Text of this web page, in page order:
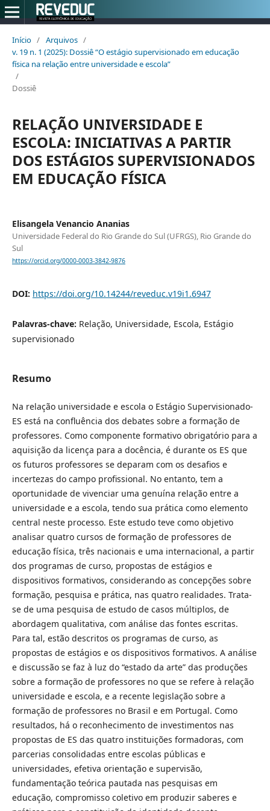
Início / Arquivos /
v. 19 n. 1 (2025): Dossiê “O estágio supervisionado em educação
física na relação entre universidade e escola”
/
Dossiê
RELAÇÃO UNIVERSIDADE E
ESCOLA: INICIATIVAS A PARTIR
DOS ESTÁGIOS SUPERVISIONADOS
EM EDUCAÇÃO FÍSICA
Elisangela Venancio Ananias
Universidade Federal do Rio Grande do Sul (UFRGS), Rio Grande do
Sul
https://orcid.org/0000-0003-3842-9876
DOI: https://doi.org/10.14244/reveduc.v19i1.6947
Palavras-chave: Relação, Universidade, Escola, Estágio
supervisionado
Resumo
Na relação universidade e escola o Estágio Supervisionado-
ES está na confluência dos debates sobre a formação de
professores. Como componente formativo obrigatório para a
aquisição da licença para a docência, é durante os ES que
os futuros professores se deparam com os desafios e
incertezas do campo profissional. No entanto, tem a
oportunidade de vivenciar uma genuína relação entre a
universidade e a escola, tendo sua prática como elemento
central neste processo. Este estudo teve como objetivo
analisar quatro cursos de formação de professores de
educação física, três nacionais e uma internacional, a partir
dos programas de curso, propostas de estágios e
dispositivos formativos, considerando as concepções sobre
formação, pesquisa e prática, nas quatro realidades. Trata-
se de uma pesquisa de estudo de casos múltiplos, de
abordagem qualitativa, com análise das fontes escritas.
Para tal, estão descritos os programas de curso, as
propostas de estágios e os dispositivos formativos. A análise
e discussão se faz à luz do “estado da arte” das produções
sobre a formação de professores no que se refere à relação
universidade e escola, e a recente legislação sobre a
formação de professores no Brasil e em Portugal. Como
resultados, há o reconhecimento de investimentos nas
propostas de ES das quatro instituições formadoras, com
parcerias consolidadas entre escolas públicas e
universidades, efetiva orientação e supervisão,
fundamentação teórica pautada nas pesquisas em
educação, compromisso coletivo em produzir saberes e